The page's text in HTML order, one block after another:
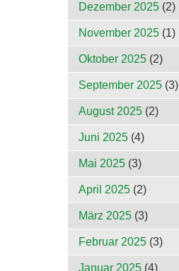
Dezember 2025 (2)
November 2025 (1)
Oktober 2025 (2)
September 2025 (3)
August 2025 (2)
Juni 2025 (4)
Mai 2025 (3)
April 2025 (2)
März 2025 (3)
Februar 2025 (3)
Januar 2025 (4)